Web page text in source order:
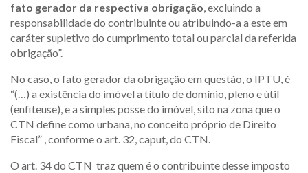
fato gerador da respectiva obrigação, excluindo a
responsabilidade do contribuinte ou atribuindo-a a este em
caráter supletivo do cumprimento total ou parcial da referida
obrigação”.
No caso, o fato gerador da obrigação em questão, o IPTU, é
“(…) a existência do imóvel a título de domínio, pleno e útil
(enfiteuse), e a simples posse do imóvel, sito na zona que o
CTN define como urbana, no conceito próprio de Direito
Fiscal” , conforme o art. 32, caput, do CTN.
O art. 34 do CTN traz quem é o contribuinte desse imposto